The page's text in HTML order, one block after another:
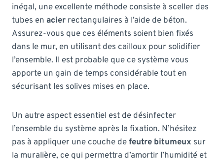
inégal, une excellente méthode consiste à sceller des
tubes en acier rectangulaires à l’aide de béton.
Assurez-vous que ces éléments soient bien fixés
dans le mur, en utilisant des cailloux pour solidifier
l’ensemble. Il est probable que ce système vous
apporte un gain de temps considérable tout en
sécurisant les solives mises en place.
Un autre aspect essentiel est de désinfecter
l’ensemble du système après la fixation. N’hésitez
pas à appliquer une couche defeutre bitumeux sur
la muralière, ce qui permettra d’amortir l’humidité et